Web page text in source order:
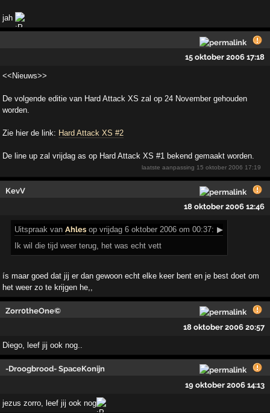
jah
15 oktober 2006 17:18
<<Nieuws>>
De volgende editie van Hard Attack XS zal op 24 November gehouden
worden.
Zie hier de link: Hard Attack XS #2
De line up zal vrijdag as op Hard Attack XS #1 bekend gemaakt worden.
laatste aanpassing 15 oktober 2006 17:19
KevV
18 oktober 2006 12:46
Uitspraak vanAhles op vrijdag 6 oktober 2006 om 00:37: ▶
Ik wil die tijd weer terug, het was echt vett
ís maar goed dat jij er dan gewoon echt elke keer bent en je best doet om
het weer zo te krijgen he,,
Zorr0theOne©
18 oktober 2006 20:57
Diego, leef jij ook nog..
-Droogbrood- SpaceKonijn
19 oktober 2006 14:13
jezus zorro, leef jij ook nog